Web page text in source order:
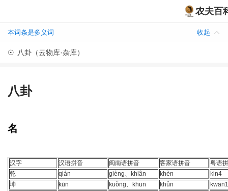
农夫百
本词条是多义词 收起
☉ 八卦（云物库·杂库）
八卦
名
汉字 汉语拼音 闽南语拼音 客家语拼音
粤语
乾
qián gièng、khiân khèn
kin4
坤
kūn kuǒng、khun khûn
kwan1